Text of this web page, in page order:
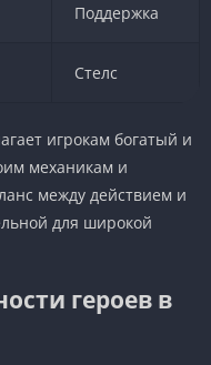
Поддержка
Стелс
игрокам богатый и
механикам и
между действием и
для широкой
героев в